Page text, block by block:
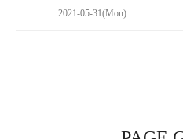
2021-05-31(Mon)